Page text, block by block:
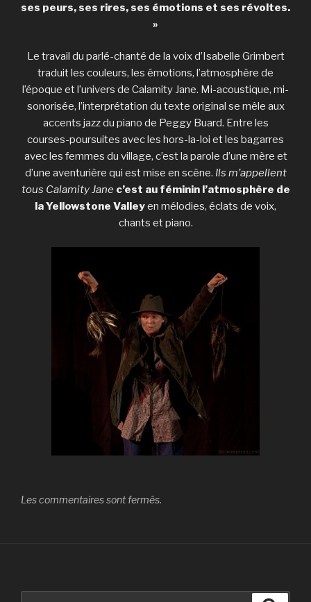
ses peurs, ses rires, ses émotions et ses révoltes.
»
Le travail du parlé-chanté de la voix d’Isabelle Grimbert
traduit les couleurs, les émotions, l’atmosphère de
l’époque et l’univers de Calamity Jane. Mi-acoustique, mi-
sonorisée, l’interprétation du texte original se mêle aux
accents jazz du piano de Peggy Buard. Entre les
courses-poursuites avec les hors-la-loi et les bagarres
avec les femmes du village, c’est la parole d’une mère et
d’une aventurière qui est mise en scène. Ils m’appellent
tous Calamity Jane c’est au féminin l’atmosphère de
la Yellowstone Valleyen mélodies, éclats de voix,
chants et piano.
Les commentaires sont fermés.